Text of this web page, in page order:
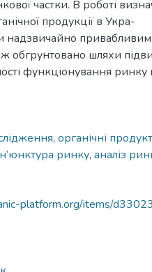
частки. В роботі
продукції в Укра-
надзвичайно
обгрунтовано шляхи
функціонування ринку
, органічні
ринку, аналіз
platform.org/items/